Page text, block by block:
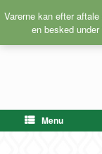
Varerne kan efter
en besked
til
Menu